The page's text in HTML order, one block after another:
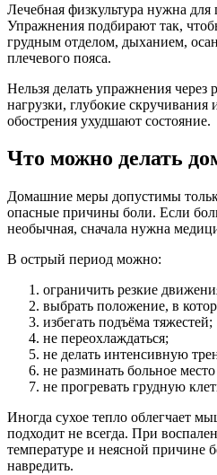
Лечебная физкультура нужна
Упражнения подбирают так,
грудным отделом, дыханием,
плечевого пояса.
Нельзя делать упражнения
нагрузки, глубокие
обострения ухудшают состояние.
Что можно делать
Домашние меры допустимы
опасные причины боли. Если
необычная, сначала нужна
В острый период можно:
ограничить резкие
выбрать положение, в
избегать подъёма тяжестей;
не переохлаждаться;
не делать интенсивную
не разминать больное
не прогревать грудную
Иногда сухое тепло облегчает
подходит не всегда. При
температуре и неясной причине
навредить.